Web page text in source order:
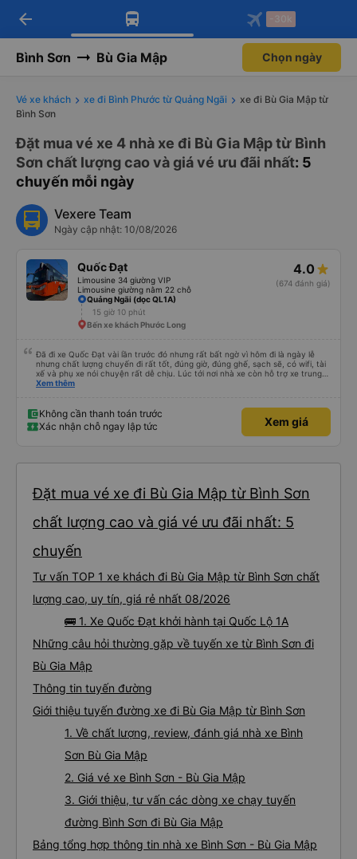
Tải app Vexere ngay!
Nhận ưu đãi thành viên độc
Mở app
Tải app Vexere
-30k/ghế khi đặt vé máy bay qua
Mở app
arrow_back -30k
Bình Sơn Bù Gia Mập Chọn ngày
Vé xe khách xe đi Bình Phước từ Quảng Ngãi
xe đi Bù Gia Mập từ
Bình Sơn
Đặt mua vé xe 4 nhà xe đi Bù Gia Mập từ Bình
Sơn chất lượng cao và giá vé ưu đãi nhất: 5
chuyến mỗi ngày
Vexere Team
Ngày cập nhật: 10/08/2026
Quốc Đạt
Limousine 34 giường VIP
Limousine giường nằm 22 chỗ
4.0
(674 đánh giá)
Quảng Ngãi (dọc QL1A)
15 giờ 10 phút
Bến xe khách Phước Long
Đã đi xe Quốc Đạt vài lần trước đó nhưng rất bất ngờ vì hôm đi là ngày lễ
nhưng chất lượng chuyến đi rất tốt, đúng giờ, đúng ghế, sạch sẽ, có wifi, tài
xế và phụ xe nói chuyện rất dễ chịu. Lúc tới nơi nhà xe còn hỗ trợ xe trung
chuyển tới tận nhà. 10đ cho nhà xe, hy vọng nhà xe duy trì được chất lượng
Xem thêm
Không cần thanh toán trước
Xác nhận chỗ ngay lập tức
Xem giá
Đặt mua vé xe đi Bù Gia Mập từ Bình Sơn
chất lượng cao và giá vé ưu đãi nhất: 5
chuyến
Tư vấn TOP 1 xe khách đi Bù Gia Mập từ Bình Sơn chất
lượng cao, uy tín, giá rẻ nhất 08/2026
🚌 1. Xe Quốc Đạt khởi hành tại Quốc Lộ 1A
Những câu hỏi thường gặp về tuyến xe từ Bình Sơn đi
Bù Gia Mập
Thông tin tuyến đường
Giới thiệu tuyến đường xe đi Bù Gia Mập từ Bình Sơn
1. Về chất lượng, review, đánh giá nhà xe Bình
Sơn Bù Gia Mập
2. Giá vé xe Bình Sơn - Bù Gia Mập
3. Giới thiệu, tư vấn các dòng xe chạy tuyến
đường Bình Sơn đi Bù Gia Mập
Bảng tổng hợp thông tin nhà xe Bình Sơn - Bù Gia Mập